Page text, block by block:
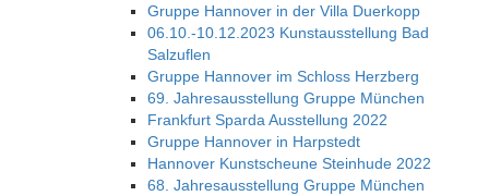
Gruppe Hannover in der Villa Duerkopp
06.10.-10.12.2023 Kunstausstellung Bad
Salzuflen
Gruppe Hannover im Schloss Herzberg
69. Jahresausstellung Gruppe München
Frankfurt Sparda Ausstellung 2022
Gruppe Hannover in Harpstedt
Hannover Kunstscheune Steinhude 2022
68. Jahresausstellung Gruppe München